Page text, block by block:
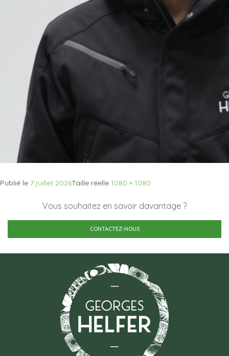
Publié le 7 juillet 2026Taille réelle 1080 × 1080
Vous souhaitez en savoir davantage ?
CONTACTEZ-NOUS